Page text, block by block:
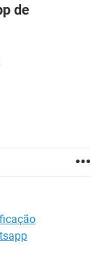
de